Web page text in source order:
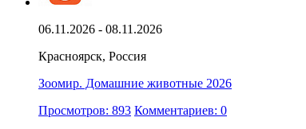
06.11.2026 - 08.11.2026
Красноярск, Россия
Зоомир. Домашние животные 2026
Просмотров: 893 Комментариев: 0